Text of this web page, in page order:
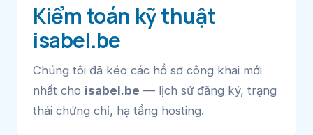
Kiểm toán kỹ thuật
isabel.be
Chúng tôi đã kéo các hồ sơ công khai mới
nhất cho isabel.be — lịch sử đăng ký, trạng
thái chứng chỉ, hạ tầng hosting.